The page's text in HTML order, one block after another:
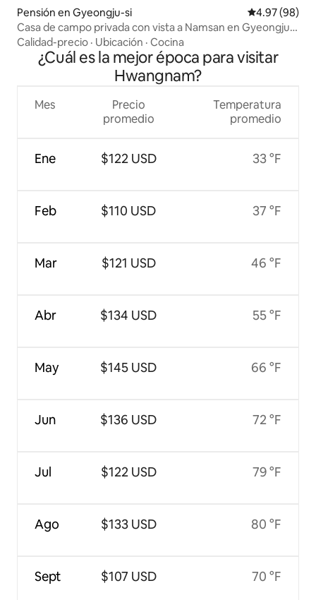
Pensión en Gyeongju-si Calificación
4.97 (98)
Casa de campo privada con vista a Namsan en Gyeongju.
Viajes en familia, reuniones de grupos.
Calidad-precio · Ubicación · Cocina
¿Cuál es la mejor época para visitar
Hwangnam?
Mes
Ene
Feb
Mar
Abr
May
Jun
Jul
Ago
Sept
Precio
promedio
$122 USD
$110 USD
$121 USD
$134 USD
$145 USD
$136 USD
$122 USD
$133 USD
$107 USD
Temperatura
promedio
33 °F
37 °F
46 °F
55 °F
66 °F
72 °F
79 °F
80 °F
70 °F